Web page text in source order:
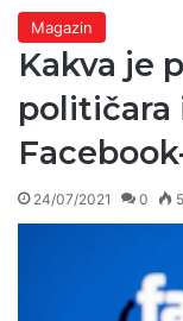
Magazin
Kakva je
političara
24/07/2021 0